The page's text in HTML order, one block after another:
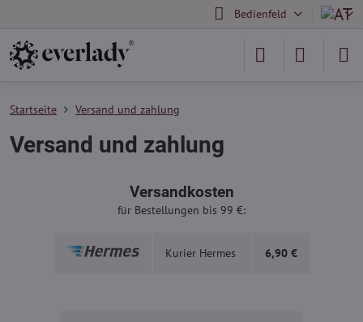
Bedienfeld
Startseite Versand und zahlung
Versand und zahlung
Versandkosten
für Bestellungen bis 99 €:
Kurier Hermes 6,90 €